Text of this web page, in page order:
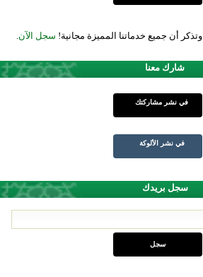
وتذكر أن جميع خدماتنا المميزة مجانية! سجل الآن
شارك معنا
في نشر مشاركتك
في نشر الألوكة
سجل بريدك